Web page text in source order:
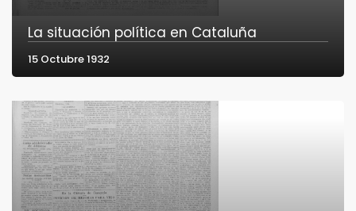
La situación política en Cataluña
15 Octubre 1932